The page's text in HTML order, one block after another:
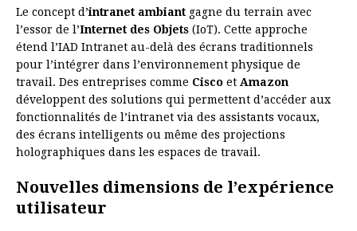
Le concept d’intranet ambiant gagne du terrain avec
l’essor de l’Internet des Objets (IoT). Cette approche
étend l’IAD Intranet au-delà des écrans traditionnels
pour l’intégrer dans l’environnement physique de
travail. Des entreprises comme Cisco et Amazon
développent des solutions qui permettent d’accéder aux
fonctionnalités de l’intranet via des assistants vocaux,
des écrans intelligents ou même des projections
holographiques dans les espaces de travail.
Nouvelles dimensions de l’expérience
utilisateur